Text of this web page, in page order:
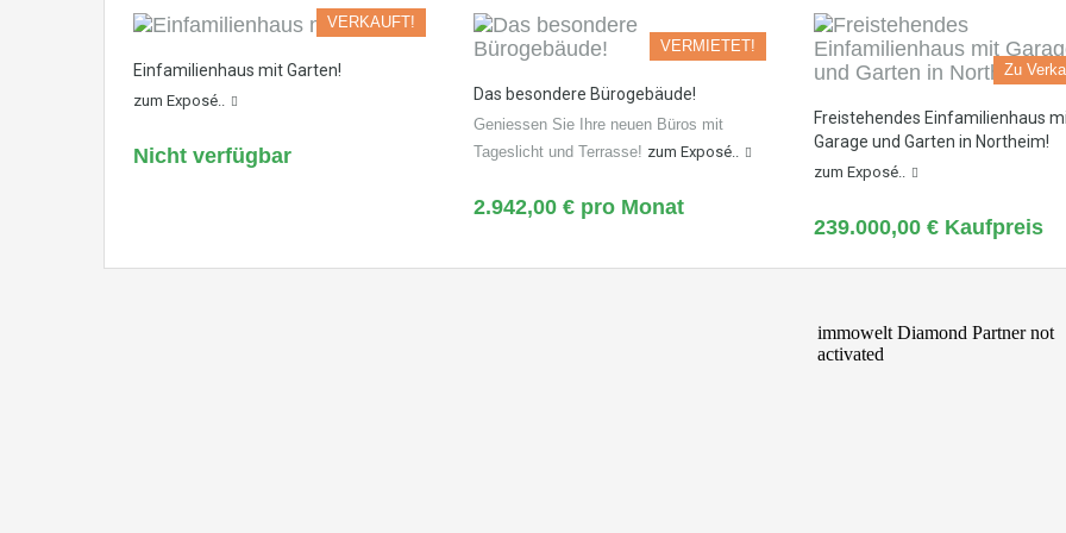
VERKAUFT!
Einfamilienhaus mit Garten!
zum Exposé..
Nicht verfügbar
VERMIETET!
Das besondere Bürogebäude!
Geniessen Sie Ihre neuen Büros mit
Tageslicht und Terrasse! zum Exposé..
2.942,00 € pro Monat
Zu
Freistehendes Einfamilienhaus
Garage und Garten in Northeim!
zum Exposé..
239.000,00 € Kaufpreis